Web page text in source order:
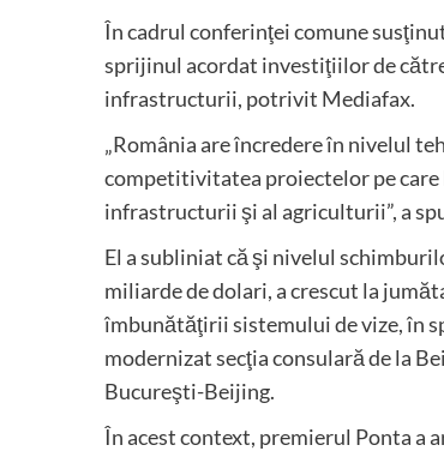
În cadrul conferinţei comune
sprijinul acordat investiţiilor de
infrastructurii, potrivit Mediafax.
„România are încredere în nivelul
competitivitatea proiectelor pe
infrastructurii şi al agriculturii”, a
El a subliniat că şi nivelul
miliarde de dolari, a crescut la
îmbunătăţirii sistemului de vize, în
modernizat secţia consulară de la
Bucureşti-Beijing.
În acest context, premierul Ponta a